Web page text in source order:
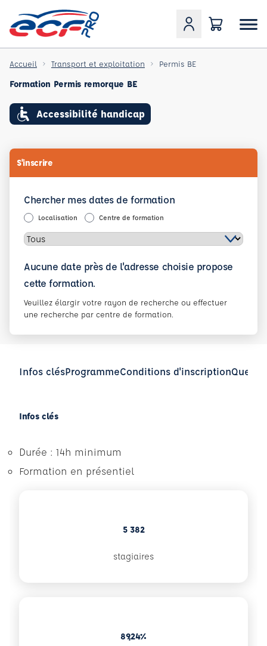
Accueil Transport et exploitation Permis BE
Formation Permis remorque BE
Accessibilité handicap
S'inscrire
Chercher mes dates de formation
Localisation Centre de formation
Aucune date près de l'adresse choisie propose
cette formation.
Veuillez élargir votre rayon de recherche ou effectuer
une recherche par centre de formation.
Infos clésProgrammeConditions d'inscription
Infos clés
Durée : 14h minimum
Formation en présentiel
5 382
stagiaires
89,24%